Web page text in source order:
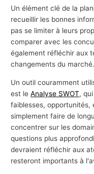
Un élément clé de la
recueillir les bonnes
pas se limiter à leurs
comparer avec les
également réfléchir aux
changements du
Un outil couramment
est leAnalyse SWOT,
faiblesses, opportunités,
simplement faire de
concentrer sur les
questions plus
devraient réfléchir aux
resteront importants à